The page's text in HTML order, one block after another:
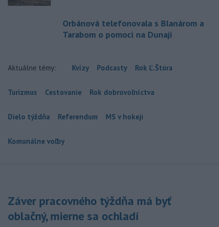
Orbánová telefonovala s Blanárom a
Tarabom o pomoci na Dunaji
Aktuálne témy: Kvízy Podcasty Rok Ľ.Štúra
Turizmus Cestovanie Rok dobrovoľníctva
Dielo týždňa Referendum MS v hokeji
Komunálne voľby
Záver pracovného týždňa má byť
oblačný, mierne sa ochladí